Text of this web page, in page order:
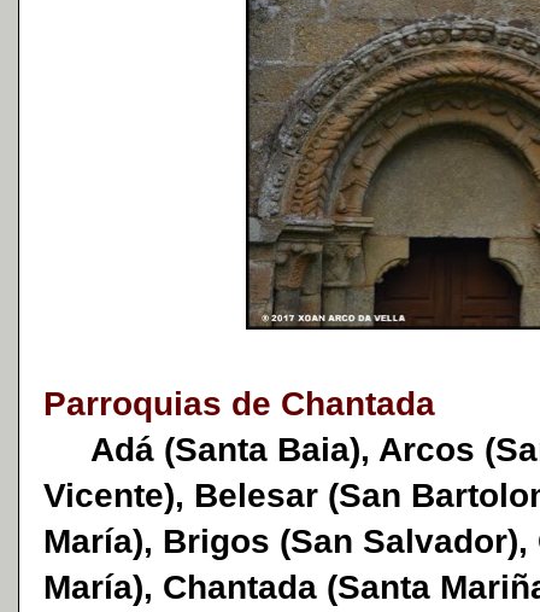
Parroquias de Chantada
Adá (Santa Baia), Arcos
Vicente), Belesar (San
María), Brigos (San
María), Chantada (Santa